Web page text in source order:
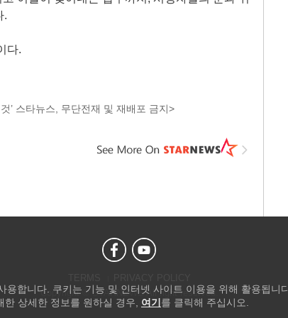
.
다.
’ 스타뉴스, 무단전재 및 재배포 금지>
Copyright © STARNEWS All right reserved.
용합니다. 쿠키는 기능 및 인터넷 사이트 이용을 위해 활용됩니
상세한 정보를 원하실 경우, 여기 를 클릭해 주십시오.